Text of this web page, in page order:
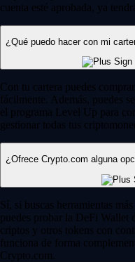
cuenta esté aprobada, ya
¿Qué puedo hacer con mi
Con tu cartera puedes
fácilmente. Además, puedes
el programa Level Up para
gestionar todas tus
¿Ofrece Crypto.com alguna
Sí, si buscas herramientas
puedes probar la DeFi Wallet
criptos y otros tokens con
funciona de forma
Crypto.com.